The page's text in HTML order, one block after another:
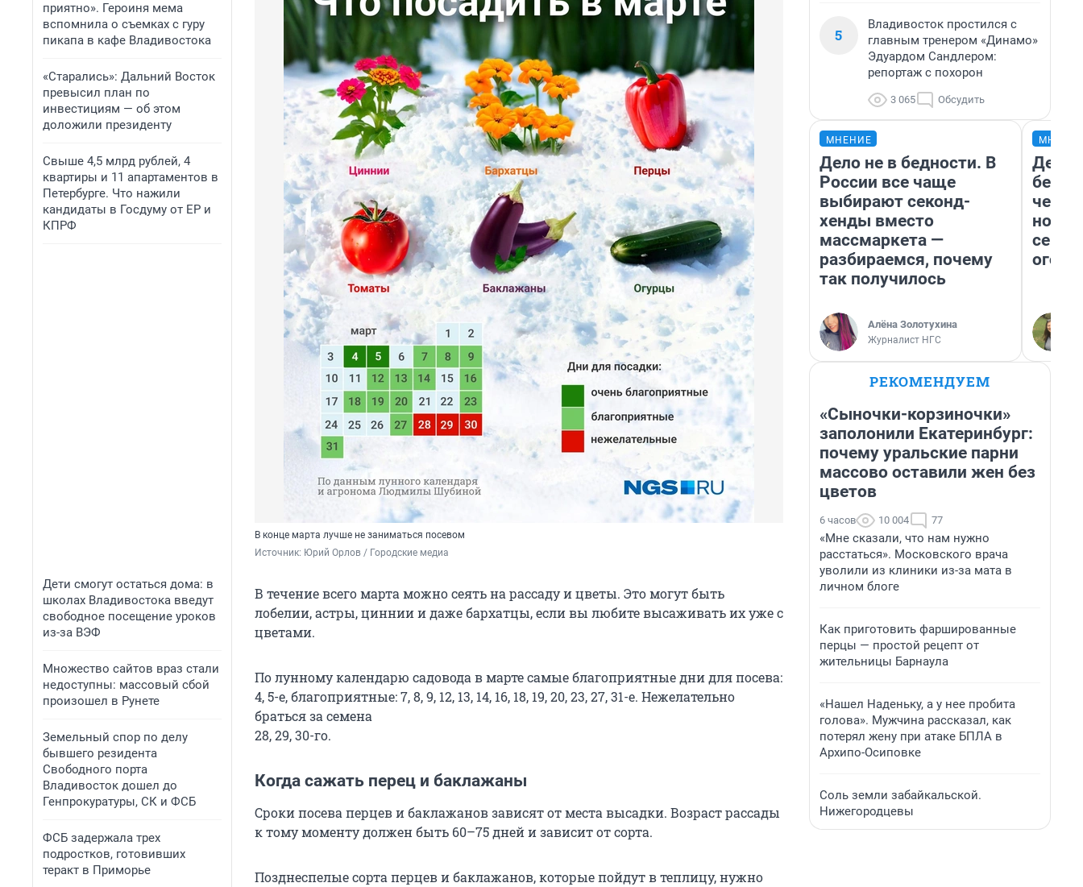
приятно». Героиня мема
вспомнила о съемках с гуру
пикапа в кафе Владивостока
«Старались»: Дальний Восток
превысил план по
инвестициям — об этом
доложили президенту
Свыше 4,5 млрд рублей, 4
квартиры и 11 апартаментов в
Петербурге. Что нажили
кандидаты в Госдуму от ЕР и
КПРФ
Дети смогут остаться дома: в
школах Владивостока введут
свободное посещение уроков
из-за ВЭФ
Множество сайтов враз стали
недоступны: массовый сбой
произошел в Рунете
Земельный спор по делу
бывшего резидента
Свободного порта
Владивосток дошел до
Генпрокуратуры, СК и ФСБ
ФСБ задержала трех
подростков, готовивших
теракт в Приморье
В конце марта лучше не заниматься посевом
Источник: Юрий Орлов / Городские медиа
В течение всего марта можно сеять на рассаду и цветы. Это могут быть
лобелии, астры, циннии и даже бархатцы, если вы любите высаживать их уже с
цветами.
По лунному календарю садовода в марте самые благоприятные дни для посева:
4, 5-е, благоприятные: 7, 8, 9, 12, 13, 14, 16, 18, 19, 20, 23, 27, 31-е. Нежелательно
браться за семена
28, 29, 30-го.
Когда сажать перец и баклажаны
Сроки посева перцев и баклажанов зависят от места высадки. Возраст рассады
к тому моменту должен быть 60–75 дней и зависит от сорта.
Позднеспелые сорта перцев и баклажанов, которые пойдут в теплицу, нужно
5
Владивосток простился с
главным тренером «Динамо»
Эдуардом Сандлером:
репортаж с похорон
3 065 Обсудить
МНЕНИЕ
Дело не в бедности. В
России все чаще
выбирают секонд-
хенды вместо
массмаркета —
разбираемся, почему
так получилось
Алёна Золотухина
Журналист НГС
без
РЕКОМЕНДУЕМ
«Сыночки-корзиночки»
заполонили Екатеринбург:
почему уральские парни
массово оставили жен без
цветов
6 часов 10 004 77
«Мне сказали, что нам нужно
расстаться». Московского врача
уволили из клиники из-за мата в
личном блоге
Как приготовить фаршированные
перцы — простой рецепт от
жительницы Барнаула
«Нашел Наденьку, а у нее пробита
голова». Мужчина рассказал, как
потерял жену при атаке БПЛА в
Архипо-Осиповке
Соль земли забайкальской.
Нижегородцевы